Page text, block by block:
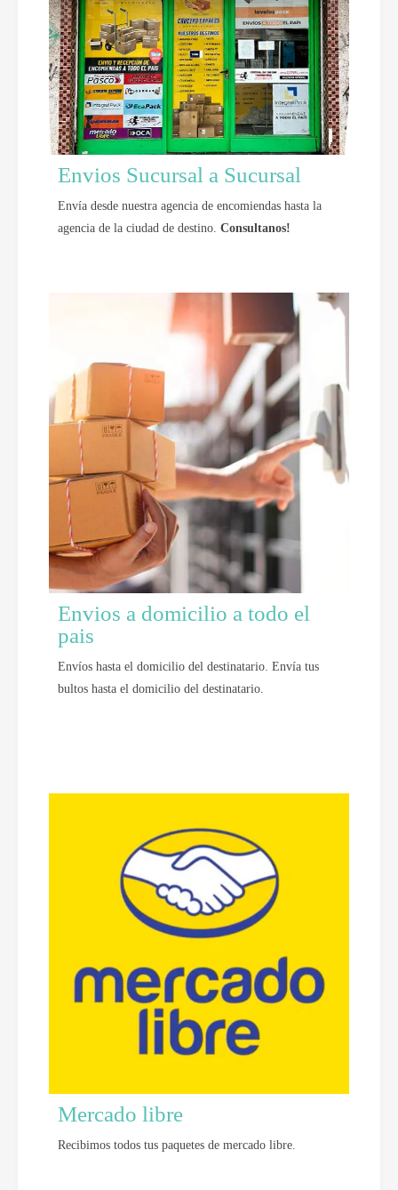
Envios Sucursal a Sucursal
Envía desde nuestra agencia de encomiendas hasta la
agencia de la ciudad de destino. Consultanos!
Envios a domicilio a todo el
pais
Envíos hasta el domicilio del destinatario. Envía tus
bultos hasta el domicilio del destinatario.
Mercado libre
Recibimos todos tus paquetes de mercado libre.